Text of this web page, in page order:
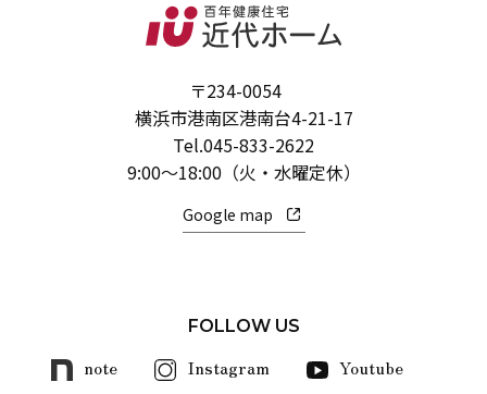
〒234-0054
横浜市港南区港南台4-21-17
Tel.045-833-2622
9:00～18:00（火・水曜定休）
Google map
FOLLOW US
note Instagram Youtube